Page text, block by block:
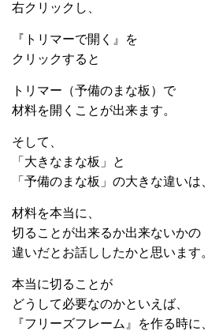
右クリックし、
『トリマーで開く』を
クリックすると
トリマー（予備のまな板）で
材料を開くことが出来ます。
そして、
「大きなまな板」と
「予備のまな板」の大きな違いは、
材料を本当に、
切ることが出来るか出来ないかの
違いだとお話ししたかと思います。
本当に切ることが
どうして必要なのかといえば、
『フリーズフレーム』を作る時に、